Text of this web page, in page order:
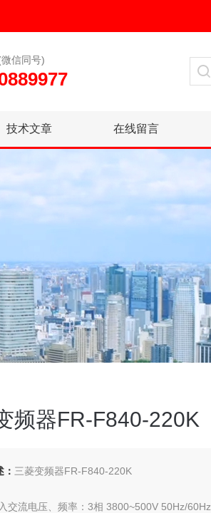
信同号)
技术文章 在线留言
频器FR-F840-220K
三菱变频器FR-F840-220K
交流电压、频率：3相 3800~500V 50Hz/60Hz